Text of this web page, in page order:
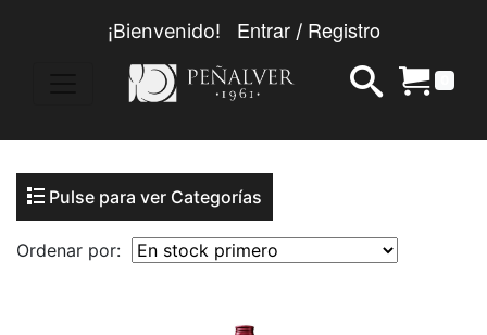
¡Bienvenido! Entrar/ Registro
Pulse para ver Categorías
Ordenar por: